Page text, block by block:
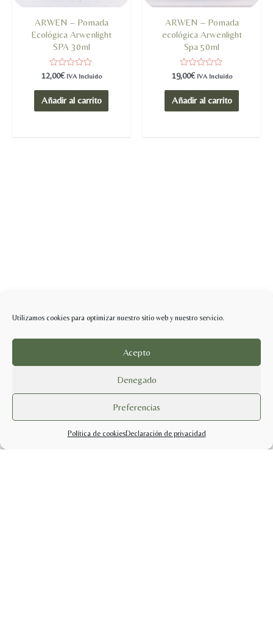
Utilizamos cookies para optimizar nuestro sitio web y nuestro servicio.
Acepto
Denegado
Preferencias
Política de cookiesDeclaración de privacidad
ARWEN – Pomada
Ecológica Arwenlight
SPA 30ml
Valorado
en
0
de
5
12,00€ IVA Incluido
Añadir al carrito
ARWEN – Pomada
ecológica Arwenlight
Spa 50ml
Valorado
en
0
de
5
19,00€ IVA Incluido
Añadir al carrito